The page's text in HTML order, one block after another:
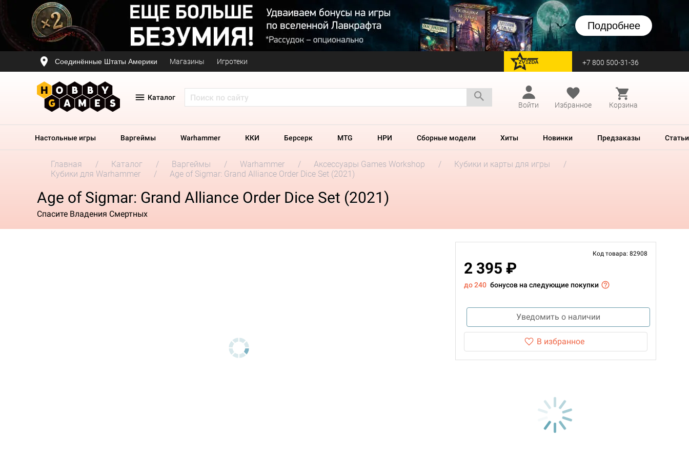
Подробнее
Соединённые Штаты Америки Магазины Игротеки перейти на Zvezda +7 800 500-31-36
Каталог
Войти
Избранное Корзина
Настольные игры Варгеймы Warhammer ККИ Берсерк MTG НРИ Сборные модели Хиты Новинки Предзаказы Статьи
Главная Каталог Варгеймы Warhammer Аксессуары Games Workshop
Кубики и карты для игры
Кубики для Warhammer
Age of Sigmar: Grand Alliance Order Dice Set (2021)
Age of Sigmar: Grand Alliance Order Dice Set (2021)
Спасите Владения Смертных
Код товара: 82908
2 395 ₽
до 240 бонусов на следующие покупки
Уведомить о наличии
В избранное